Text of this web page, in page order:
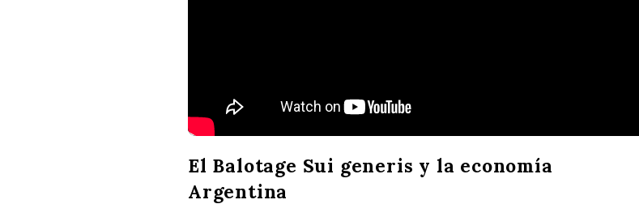
l
i
El Balotage Sui generis y la economía
Argentina